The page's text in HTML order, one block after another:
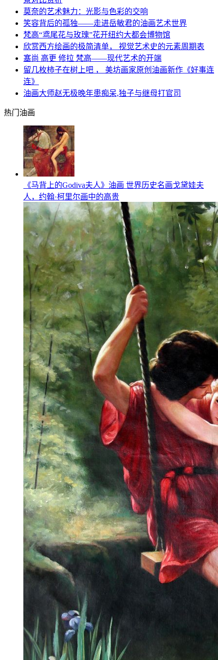
莫奈的艺术魅力：光影与色彩的交响
笑容背后的孤独——走进岳敏君的油画艺术世界
梵高“鸢尾花与玫瑰”花开纽约大都会博物馆
欣赏西方绘画的极简清单， 视觉艺术史的元素周期表
塞尚 高更 修拉 梵高——现代艺术的开端
留几枚柿子在树上吧 ， 美坊画家原创油画新作《好事连
连》
油画大师赵无极晚年患痴呆,独子与继母打官司
热门油画
《马背上的Godiva夫人》油画 世界历史名画戈黛娃夫
人，约翰·柯里尔画中的高贵